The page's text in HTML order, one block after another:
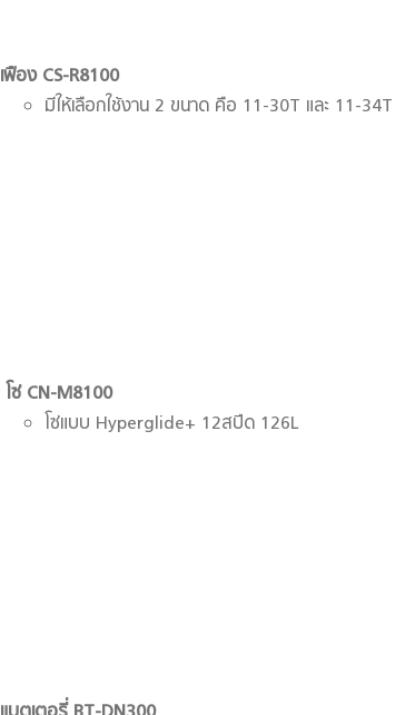
เฟืองCS-R8100
มีให้เลือกใช้งาน 2 ขนาด คือ 11-30T และ 11-34T
โซ่CN-M8100
โซ่แบบ Hyperglide+ 12สปีด 126L